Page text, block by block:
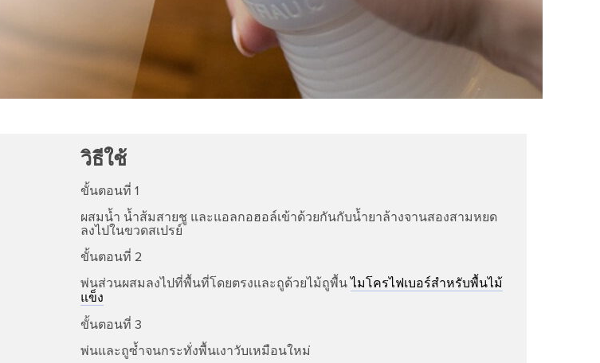
วิธีใช้
ขั้นตอนที่ 1
ผสมน้ำ น้ำส้มสายชู และแอลกอฮอล์เข้าด้วยกันกับน้ำยาล้างจานสองสามหยด
ลงไปในขวดสเปรย์
ขั้นตอนที่ 2
พ่นส่วนผสมลงไปที่พื้นที่โดยตรงและถูด้วยไม้ถูพื้น ไมโครไฟเบอร์สำหรับพื้นไม้
แข็ง
ขั้นตอนที่ 3
พ่นและถูซ้ำจนกระทั่งพื้นเงาวับเหมือนใหม่